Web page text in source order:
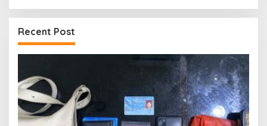
Recent Post